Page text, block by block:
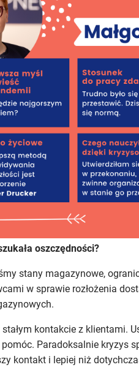
oszczędności?
stany magazynowe,
w sprawie rozłożenia
kontakcie z klientami.
Paradoksalnie kryzys
kontakt i lepiej niż